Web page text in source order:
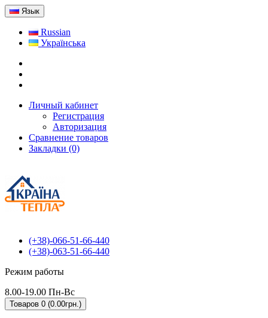
Язык
Russian
Українська
Личный кабинет
Регистрация
Авторизация
Сравнение товаров
Закладки (0)
(+38)-066-51-66-440
(+38)-063-51-66-440
Режим работы
8.00-19.00 Пн-Вс
Товаров 0 (0.00грн.)